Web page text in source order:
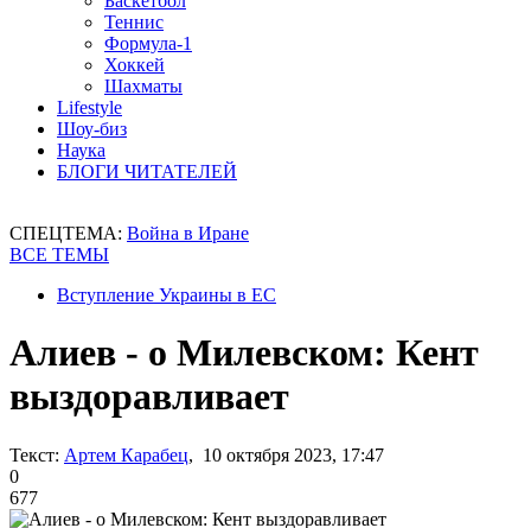
Теннис
Формула-1
Хоккей
Шахматы
Lifestyle
Шоу-биз
Наука
БЛОГИ ЧИТАТЕЛЕЙ
СПЕЦТЕМА: Война в Иране
ВСЕ ТЕМЫ
Вступление Украины в ЕС
Алиев - о Милевском: Кент
выздоравливает
Текст: Артем Карабец, 10 октября 2023, 17:47
0
677